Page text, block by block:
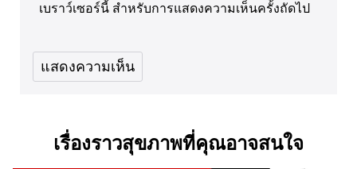
เบราว์เซอร์นี้ สำหรับการแสดงความเห็นครั้งถัดไป
เรื่องราวสุขภาพที่คุณอาจสนใจ